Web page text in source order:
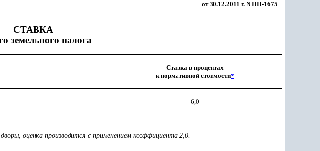
от 30.12.2011 г. N ПП-1675
СТАВКА
земельного налога
Ставка в процентах
к нормативной стоимости*
6,0
оценка производится с применением коэффициента 2,0.